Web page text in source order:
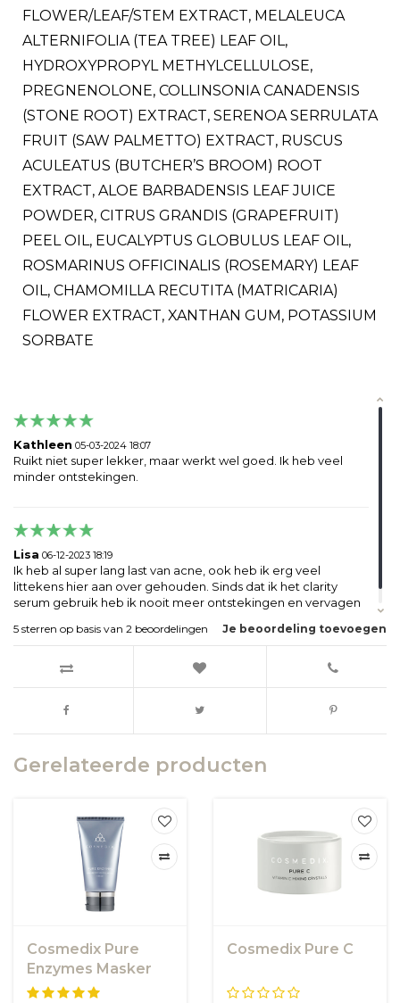
FLOWER/LEAF/STEM EXTRACT, MELALEUCA
ALTERNIFOLIA (TEA TREE) LEAF OIL,
HYDROXYPROPYL METHYLCELLULOSE,
PREGNENOLONE, COLLINSONIA CANADENSIS
(STONE ROOT) EXTRACT, SERENOA SERRULATA
FRUIT (SAW PALMETTO) EXTRACT, RUSCUS
ACULEATUS (BUTCHER’S BROOM) ROOT
EXTRACT, ALOE BARBADENSIS LEAF JUICE
POWDER, CITRUS GRANDIS (GRAPEFRUIT)
PEEL OIL, EUCALYPTUS GLOBULUS LEAF OIL,
ROSMARINUS OFFICINALIS (ROSEMARY) LEAF
OIL, CHAMOMILLA RECUTITA (MATRICARIA)
FLOWER EXTRACT, XANTHAN GUM, POTASSIUM
SORBATE
Kathleen 05-03-2024 18:07
Ruikt niet super lekker, maar werkt wel goed. Ik heb veel
minder ontstekingen.
Lisa 06-12-2023 18:19
Ik heb al super lang last van acne, ook heb ik erg veel
littekens hier aan over gehouden. Sinds dat ik het clarity
serum gebruik heb ik nooit meer ontstekingen en vervagen
Je beoordeling toevoegen
5 sterren op basis van 2 beoordelingen
Gerelateerde producten
Cosmedix Pure
Enzymes Masker
Cosmedix Pure C